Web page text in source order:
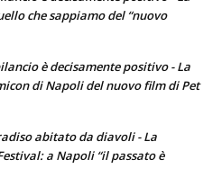
che sappiamo del “nuovo
è decisamente positivo - La
di Napoli del nuovo film di Pet
abitato da diavoli - La
a Napoli “il passato è